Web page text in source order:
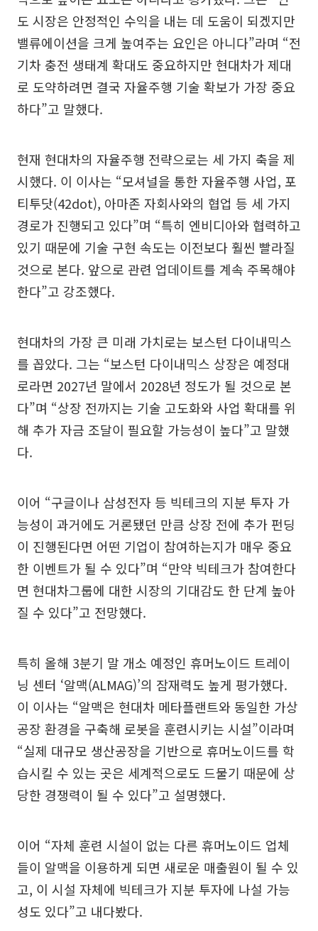
도 시장은 안정적인 수익을 내는 데 도움이 되겠지만
밸류에이션을 크게 높여주는 요인은 아니다”라며 “전
기차 충전 생태계 확대도 중요하지만 현대차가 제대
로 도약하려면 결국 자율주행 기술 확보가 가장 중요
하다”고 말했다.
현재 현대차의 자율주행 전략으로는 세 가지 축을 제
시했다. 이 이사는 “모셔널을 통한 자율주행 사업, 포
티투닷(42dot), 아마존 자회사와의 협업 등 세 가지
경로가 진행되고 있다”며 “특히 엔비디아와 협력하고
있기 때문에 기술 구현 속도는 이전보다 훨씬 빨라질
것으로 본다. 앞으로 관련 업데이트를 계속 주목해야
한다”고 강조했다.
현대차의 가장 큰 미래 가치로는 보스턴 다이내믹스
를 꼽았다. 그는 “보스턴 다이내믹스 상장은 예정대
로라면 2027년 말에서 2028년 정도가 될 것으로 본
다”며 “상장 전까지는 기술 고도화와 사업 확대를 위
해 추가 자금 조달이 필요할 가능성이 높다”고 말했
다.
이어 “구글이나 삼성전자 등 빅테크의 지분 투자 가
능성이 과거에도 거론됐던 만큼 상장 전에 추가 펀딩
이 진행된다면 어떤 기업이 참여하는지가 매우 중요
한 이벤트가 될 수 있다”며 “만약 빅테크가 참여한다
면 현대차그룹에 대한 시장의 기대감도 한 단계 높아
질 수 있다”고 전망했다.
특히 올해 3분기 말 개소 예정인 휴머노이드 트레이
닝 센터 ‘알맥(ALMAG)’의 잠재력도 높게 평가했다.
이 이사는 “알맥은 현대차 메타플랜트와 동일한 가상
공장 환경을 구축해 로봇을 훈련시키는 시설”이라며
“실제 대규모 생산공장을 기반으로 휴머노이드를 학
습시킬 수 있는 곳은 세계적으로도 드물기 때문에 상
당한 경쟁력이 될 수 있다”고 설명했다.
이어 “자체 훈련 시설이 없는 다른 휴머노이드 업체
들이 알맥을 이용하게 되면 새로운 매출원이 될 수 있
고, 이 시설 자체에 빅테크가 지분 투자에 나설 가능
성도 있다”고 내다봤다.